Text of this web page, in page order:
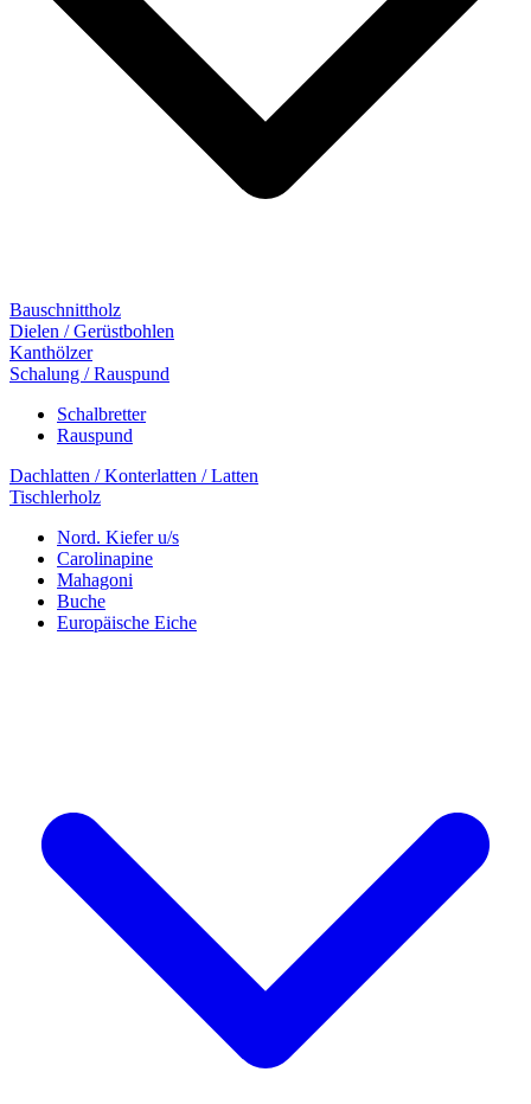
Bauschnittholz
Dielen / Gerüstbohlen
Kanthölzer
Schalung / Rauspund
Schalbretter
Rauspund
Dachlatten / Konterlatten / Latten
Tischlerholz
Nord. Kiefer u/s
Carolinapine
Mahagoni
Buche
Europäische Eiche